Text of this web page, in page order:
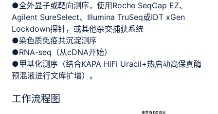
●全外显子或靶向测序，使用Roche SeqCap EZ、
Agilent SureSelect、Illumina TruSeq或IDT xGen
Lockdown探针，或其他杂交捕获系统
●染色质免疫共沉淀测序
●RNA-seq（从cDNA开始）
●甲基化测序（结合KAPA HiFi Uracil+热启动高保真酶
预混液进行文库扩增）。
工作流程图